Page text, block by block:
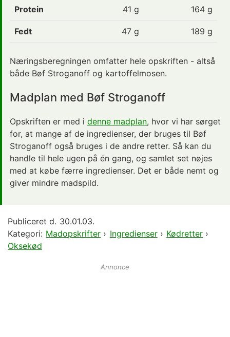
Protein 41 g 164 g
Fedt 47 g 189 g
Næringsberegningen omfatter hele opskriften - altså
både Bøf Stroganoff og kartoffelmosen.
Madplan med Bøf Stroganoff
Opskriften er med i denne madplan, hvor vi har sørget
for, at mange af de ingredienser, der bruges til Bøf
Stroganoff også bruges i de andre retter. Så kan du
handle til hele ugen på én gang, og samlet set nøjes
med at købe færre ingredienser. Det er både nemt og
giver mindre madspild.
Publiceret d. 30.01.03.
Kategori: Madopskrifter › Ingredienser› Kødretter ›
Oksekød
Annonce